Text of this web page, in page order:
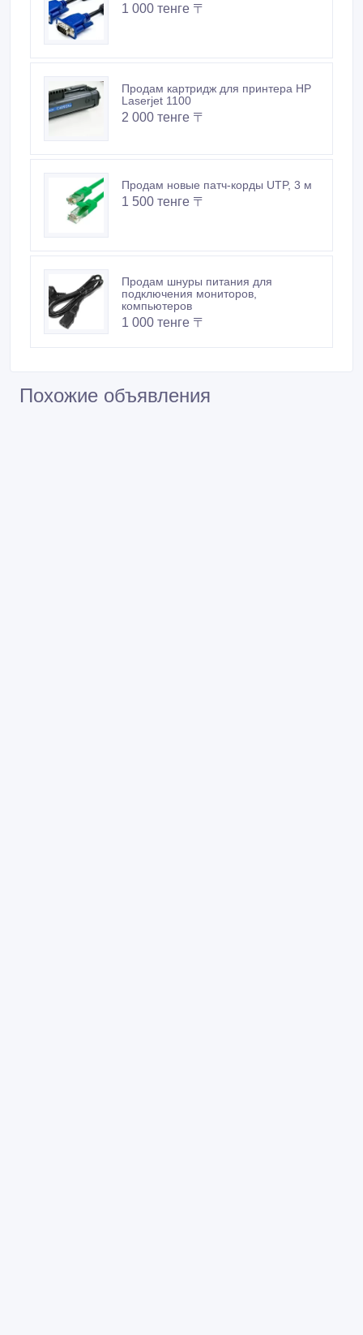
1 000 тенге 〒
Продам картридж для принтера HP
Laserjet 1100
2 000 тенге 〒
Продам новые патч-корды UTP, 3 м
1 500 тенге 〒
Продам шнуры питания для
подключения мониторов,
компьютеров
1 000 тенге 〒
Похожие объявления